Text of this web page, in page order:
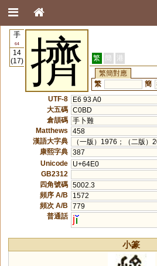
手
64
14
(17)
擠 繁 簡 港
繁簡對應
繁
簡
UTF-8
E6 93 A0
大五碼 C0BD
倉頡碼 手卜難
Matthews
458
漢語大字典
（一版）1976；（二版）
康熙字典 387
Unicode
U+64E0
GB2312
四角號碼 5002.3
頻序 A/B
1572
頻次 A/B
779
普通話
j
小篆